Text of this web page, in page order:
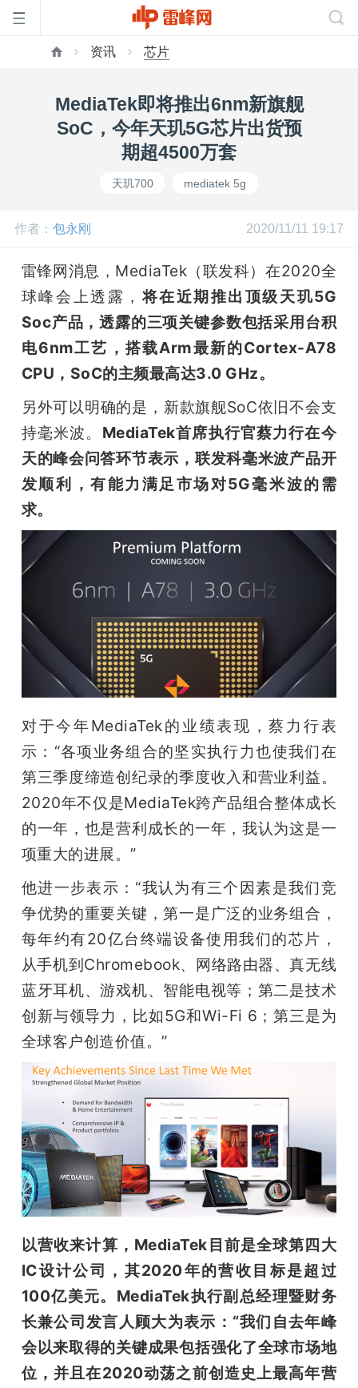
页
网
公
课
活
GAIR
专
题
搞
机
资讯 芯片
MediaTek即将推出6nm新旗舰
SoC，今年天玑5G芯片出货预
期超4500万套
天玑700 mediatek 5g
作者： 包永刚 2020/11/11 19:17
雷锋网消息，MediaTek（联发科）在2020全
球峰会上透露，将在近期推出顶级天玑5G
Soc产品，透露的三项关键参数包括采用台积
电6nm工艺，搭载Arm最新的Cortex-A78
CPU，SoC的主频最高达3.0 GHz。
另外可以明确的是，新款旗舰SoC依旧不会支
持毫米波。 MediaTek首席执行官蔡力行在今
天的峰会问答环节表示，联发科毫米波产品开
发顺利，有能力满足市场对5G毫米波的需
求。
对于今年MediaTek的业绩表现，蔡力行表
示：“各项业务组合的坚实执行力也使我们在
第三季度缔造创纪录的季度收入和营业利益。
2020年不仅是MediaTek跨产品组合整体成长
的一年，也是营利成长的一年，我认为这是一
项重大的进展。”
他进一步表示：“我认为有三个因素是我们竞
争优势的重要关键，第一是广泛的业务组合，
每年约有20亿台终端设备使用我们的芯片，
从手机到Chromebook、网络路由器、真无线
蓝牙耳机、游戏机、智能电视等；第二是技术
创新与领导力，比如5G和Wi-Fi 6；第三是为
全球客户创造价值。”
以营收来计算，MediaTek目前是全球第四大
IC设计公司，其2020年的营收目标是超过
100亿美元。 MediaTek执行副总经理暨财务
长兼公司发言人顾大为表示：“我们自去年峰
会以来取得的关键成果包括强化了全球市场地
位，并且在2020动荡之前创造史上最高年营